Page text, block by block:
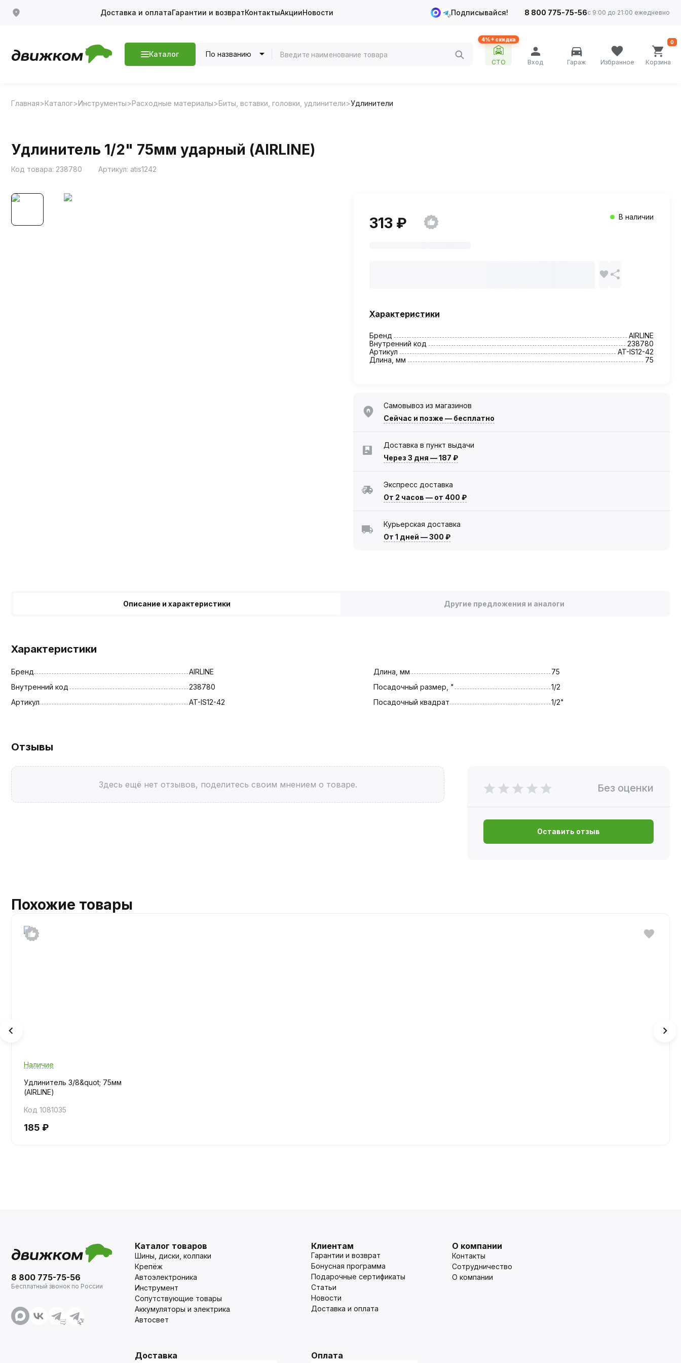
Доставка и оплатаГарантии и возвратКонтактыАкцииНовости Подписывайся! 8 800 775-75-56с 9:00 до 21:00 ежедневно
Каталог По названию
4%+ скидка
СТО Вход Гараж Избранное Корзина
0
Главная Каталог Инструменты Расходные материалы Биты, вставки, головки, удлинители Удлинители
Удлинитель 1/2" 75мм ударный (AIRLINE)
Код товара: 238780 Артикул: atis1242
313 ₽ В наличии
Характеристики
Бренд
AIRLINE
Внутренний код
238780
Артикул
AT-IS12-42
Длина, мм
75
Самовывоз из магазинов
Сейчас и позже — бесплатно
Доставка в пункт выдачи
Через 3 дня —187 ₽
Экспресс доставка
От 2 часов — от 400 ₽
Курьерская доставка
От 1 дней —300 ₽
Описание и характеристики Другие предложения и аналоги
Характеристики
Бренд
AIRLINE
Внутренний код
238780
Артикул
AT-IS12-42
Длина, мм
75
Посадочный размер, "
1/2
Посадочный квадрат
1/2"
Отзывы
Здесь ещё нет отзывов, поделитесь своим мнением о товаре. Без оценки
Оставить отзыв
Похожие товары
Наличие
Удлинитель 3/8&quot; 75мм
(AIRLINE)
Код 1081035
185 ₽
8 800 775-75-56
Бесплатный звонок по России
Каталог товаров
Шины, диски, колпаки
Крепёж
Автоэлектроника
Инструмент
Сопутствующие товары
Аккумуляторы и электрика
Автосвет
Клиентам
Гарантии и возврат
Бонусная программа
Подарочные сертификаты
Статьи
Новости
Доставка и оплата
О компании
Контакты
Сотрудничество
О компании
Доставка Оплата